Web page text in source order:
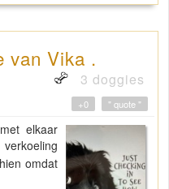
van Vika .
3 doggies
" quote "
+0
elkaar
omdat